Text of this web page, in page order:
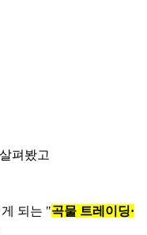
펴봤고
되는 "곡물 트레이딩·